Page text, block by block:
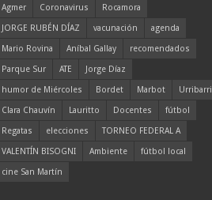
Agmer
Coronavirus
Rocamora
JORGE RUBÉN DÍAZ
vacunación
agenda
Mario Rovina
Aníbal Gallay
recomendados
Parque Sur
ATE
Jorge Díaz
humor de Miércoles
Bordet Marbot
Urribarri
Clara Chauvín
Lauritto Docentes
fútbol
Regatas
elecciones
TORNEO FEDERAL A
VALENTÍN BISOGNI
Ambiente
fútbol local
cine San Martín